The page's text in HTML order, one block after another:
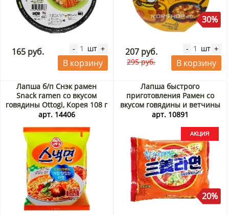
165 руб. - шт +
В корзину
30%
207 руб.
295 руб.
- шт +
В корзину
Лапша б/п Снэк рамен
Snack ramen со вкусом
говядины Ottogi, Корея 108 г
арт. 14406
Лапша быстрого
приготовления Рамен со
вкусом говядины и ветчины
Samyang, Корея, 120 г Акция
арт. 10891
20%